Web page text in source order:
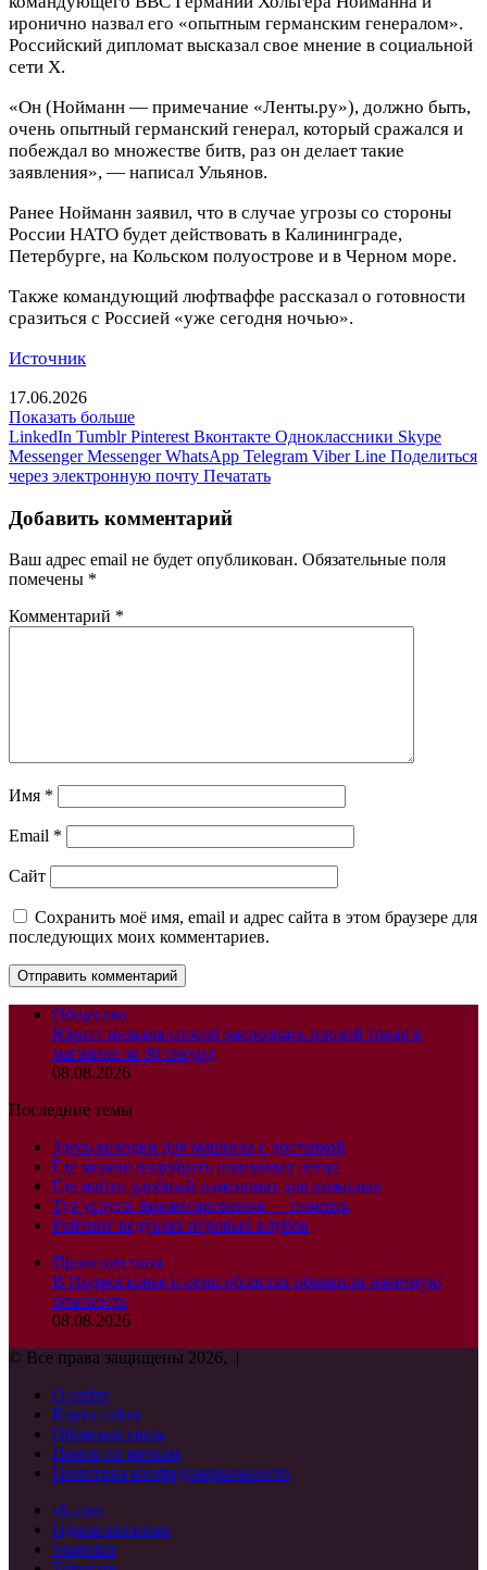
иронично назвал его «опытным германским генералом».
Российский дипломат высказал свое мнение в социальной
сети X.
«Он (Нойманн — примечание «Ленты.ру»), должно быть,
очень опытный германский генерал, который сражался и
побеждал во множестве битв, раз он делает такие
заявления», — написал Ульянов.
Ранее Нойманн заявил, что в случае угрозы со стороны
России НАТО будет действовать в Калининграде,
Петербурге, на Кольском полуострове и в Черном море.
Также командующий люфтваффе рассказал о готовности
сразиться с Россией «уже сегодня ночью».
Источник
17.06.2026
Показать больше
LinkedIn Tumblr Pinterest Вконтакте Одноклассники Skype
Messenger Messenger WhatsApp Telegram Viber Line Поделиться
через электронную почту Печатать
Добавить комментарий
Ваш адрес email не будет опубликован. Обязательные поля
помечены *
Комментарий *
Имя *
Email *
Сайт
Сохранить моё имя, email и адрес сайта в этом браузере для
последующих моих комментариев.
Общество
Юрист назвала способ распознать плохой товар в
магазине за 30 секунд
08.08.2026
Последние темы
Здесь колодки для машины с доставкой
Где можно подобрать пансионат легко
Где найти удобный пансионат для пожилых
Тут услуги финансирования — помощь
Рейтинг ведущих игровых клубов
Происшествия
В Подмосковье и семи областях объявили ракетную
опасность
08.08.2026
© Все права защищены 2026, |
О сайте
Карта сайта
Обратная связь
Поиск по меткам
Политика конфиденциальности
vk.com
Одноклассники
Snapchat